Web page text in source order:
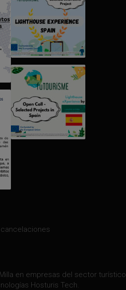
en empresas del sector turístico,
Hosturis Tech.